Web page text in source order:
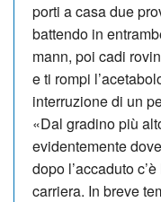
porti a casa due
battendo in
mann, poi cadi
e ti rompi
interruzione di un
«Dal gradino più
evidentemente
dopo l’accaduto
carriera. In breve